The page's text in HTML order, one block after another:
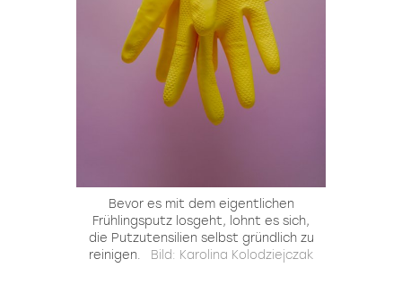
Bevor es mit dem eigentlichen
Frühlingsputz losgeht, lohnt es sich,
die Putzutensilien selbst gründlich zu
reinigen.
Bild: Karolina Kolodziejczak